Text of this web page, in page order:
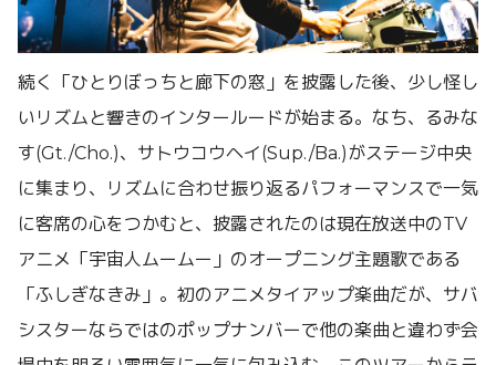
続く「ひとりぼっちと廊下の窓」を披露した後、少し怪し
いリズムと響きのインタールードが始まる。なち、るみな
す(Gt./Cho.)、サトウコウヘイ(Sup./Ba.)がステージ中央
に集まり、リズムに合わせ振り返るパフォーマンスで一気
に客席の心をつかむと、披露されたのは現在放送中のTV
アニメ「宇宙人ムームー」のオープニング主題歌である
「ふしぎなきみ」。初のアニメタイアップ楽曲だが、サバ
シスターならではのポップナンバーで他の楽曲と違わず会